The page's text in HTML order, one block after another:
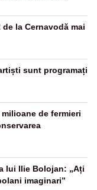
la Cernavodă mai
sunt programați
de fermieri
lui Ilie Bolojan: „Ați
imaginari”